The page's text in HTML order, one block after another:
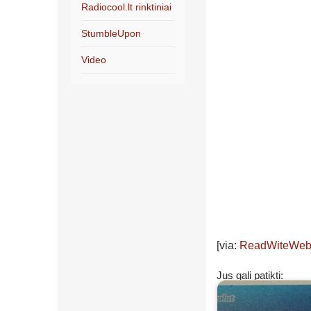
[via: ReadWiteWeb
Jus gali patikti:
Radiocool.lt rinktiniai
StumbleUpon
Video